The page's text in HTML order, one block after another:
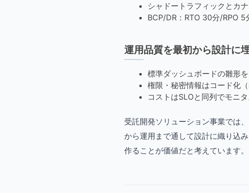
シャドートラフィックとカ
BCP/DR：RTO 30分/RPO 5
運用品質を最初から設計に
標準ダッシュボードの雛形
権限・秘密情報はコード化
コストはSLOと同列でモニ
受託開発ソリューション事業では
から運用まで通して設計に織り込
作ることが価値だと考えています。